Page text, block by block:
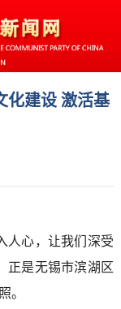
化建设 激活基
人心，让我们深受
正是无锡市滨湖区
。